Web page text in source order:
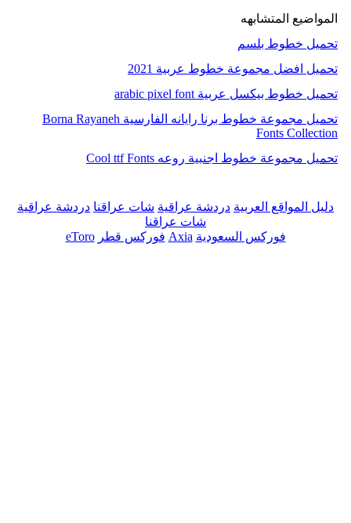
المواضيع المتشابهه
تحميل خطوط بلسم
تحميل افضل مجموعة خطوط عربية 2021
تحميل خطوط بيكسل عربية arabic pixel font
تحميل مجموعة خطوط برنا رايانه الفارسية Borna Rayaneh
Fonts Collection
تحميل مجموعة خطوط اجنبية روعه Cool ttf Fonts
دليل المواقع العربية دردشة عراقية شات عراقنا دردشة عراقية
شات عراقنا
فوركس السعودية Axia فوركس قطر eToro